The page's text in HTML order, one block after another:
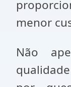
menor
Não